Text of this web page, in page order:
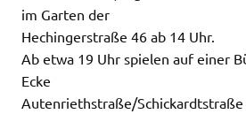
im Garten der
Hechingerstraße 46 ab 14 Uhr.
Ab etwa 19 Uhr spielen auf einer
Ecke
Autenriethstraße/